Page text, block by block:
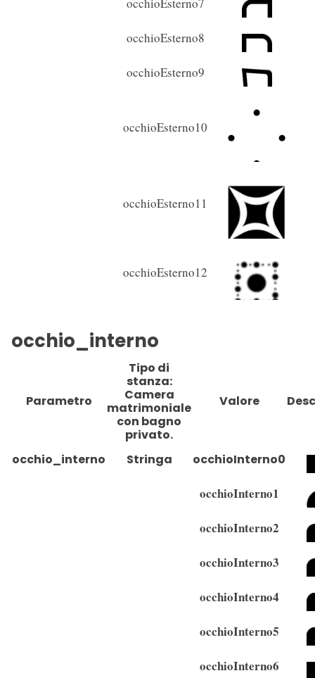
occhioEsterno8
occhioEsterno9
occhioEsterno10
occhioEsterno11
occhioEsterno12
occhio_interno
Parametro
Tipo di
stanza:
Camera
matrimoniale
con bagno
privato.
Valore
occhio_interno Stringa occhioInterno0
occhioInterno1
occhioInterno2
occhioInterno3
occhioInterno4
occhioInterno5
occhioInterno6